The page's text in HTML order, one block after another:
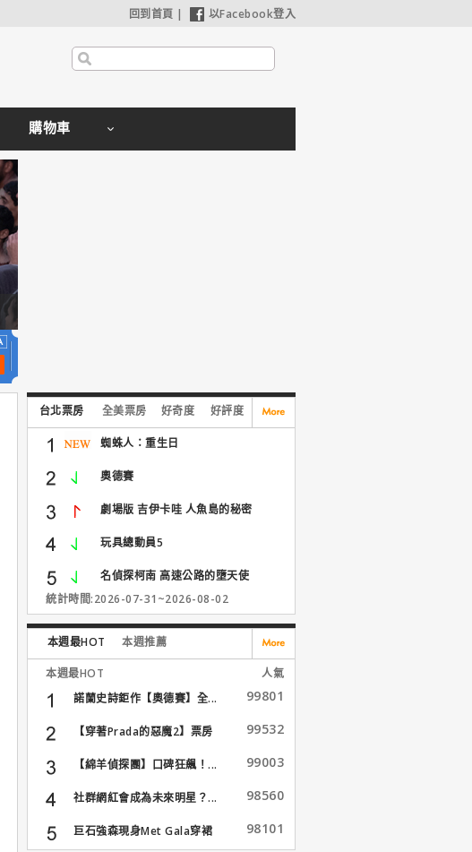
回到首頁 | 以Facebook登入
購物車
台北票房 全美票房 好奇度 好評度
蜘蛛人：重生日
奧德賽
劇場版 吉伊卡哇 人魚島的秘密
玩具總動員5
名偵探柯南 高速公路的墮天使
統計時間:2026-07-31~2026-08-02
本週最HOT 本週推薦
本週最HOT
人氣
諾蘭史詩鉅作【奧德賽】全...
99801
【穿著Prada的惡魔2】票房
99532
【綿羊偵探團】口碑狂飆！... 99003
社群網紅會成為未來明星？... 98560
巨石強森現身Met Gala穿裙
子...
98101